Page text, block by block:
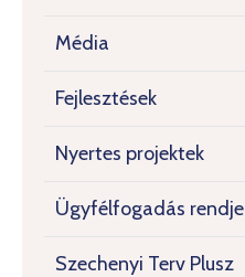
Média
Fejlesztések
Nyertes projektek
Ügyfélfogadás rendje
Szechenyi Terv Plusz